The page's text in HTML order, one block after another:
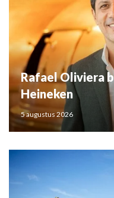
Rafael Oliviera
Heineken
5 augustus 2026